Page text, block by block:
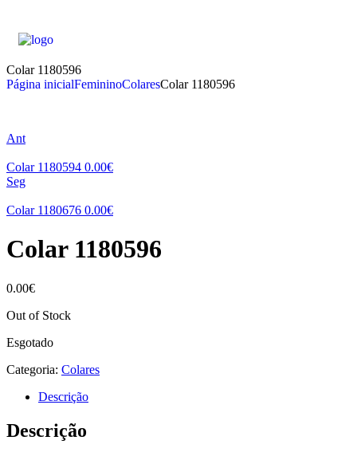
Colar 1180596
Página inicialFemininoColaresColar 1180596
Ant
Colar 1180594 0.00€
Seg
Colar 1180676 0.00€
Colar 1180596
0.00€
Out of Stock
Esgotado
Categoria: Colares
Descrição
Descrição